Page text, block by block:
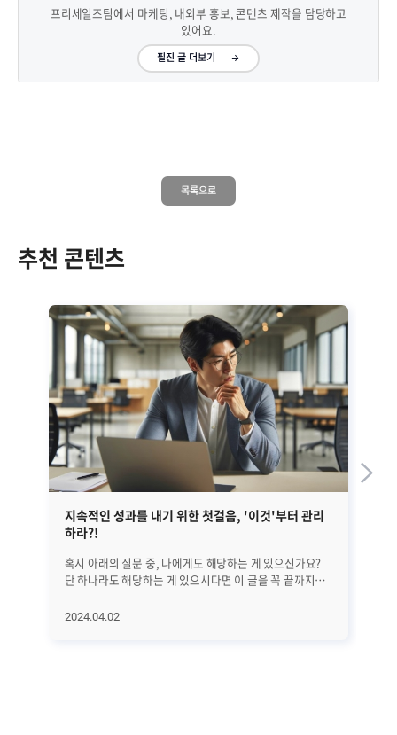
프리세일즈팀에서 마케팅, 내외부 홍보, 콘텐츠 제작을 담당하고
있어요.
필진 글 더보기
목록으로
추천 콘텐츠
지속적인 성과를 내기 위한 첫걸음, '이것'부터 관리
하라?!
혹시 아래의 질문 중, 나에게도 해당하는 게 있으신가요?
단 하나라도 해당하는 게 있으시다면 이 글을 꼭 끝까지
의학적으로 밝혀낸 '지속적으로 성과를 만드는 방법'에
2024.04.02